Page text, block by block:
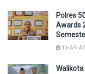
Polres
Awards
1 HARI